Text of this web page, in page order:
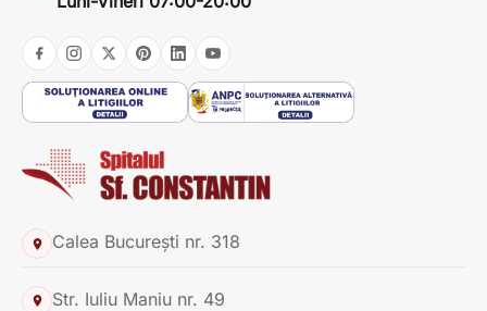
Calea București nr. 318
Str. Iuliu Maniu nr. 49